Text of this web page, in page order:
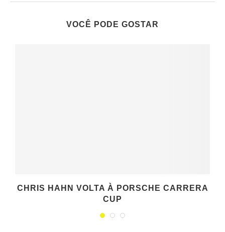
VOCÊ PODE GOSTAR
CHRIS HAHN VOLTA À PORSCHE CARRERA
CUP